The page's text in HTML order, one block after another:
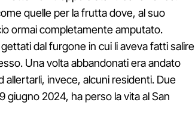
quelle per la frutta dove, al suo
ormai completamente amputato.
dal furgone in cui li aveva fatti salire
Una volta abbandonati era andato
allertarli, invece, alcuni residenti. Due
giugno 2024, ha perso la vita al San